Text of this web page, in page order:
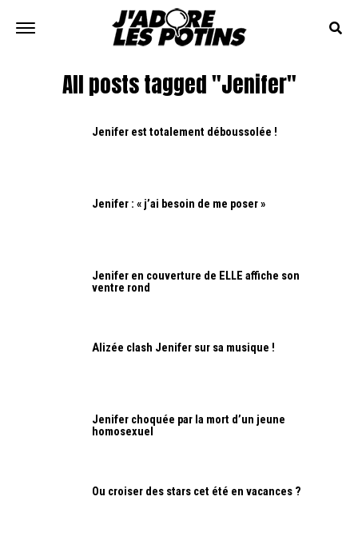
All posts tagged "Jenifer"
Jenifer est totalement déboussolée !
Jenifer : « j’ai besoin de me poser »
Jenifer en couverture de ELLE affiche son
ventre rond
Alizée clash Jenifer sur sa musique !
Jenifer choquée par la mort d’un jeune
homosexuel
Ou croiser des stars cet été en vacances ?